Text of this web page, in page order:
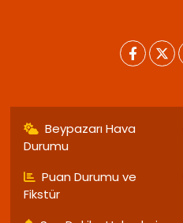
Beypazarı Hava
Durumu
Puan Durumu ve
Fikstür